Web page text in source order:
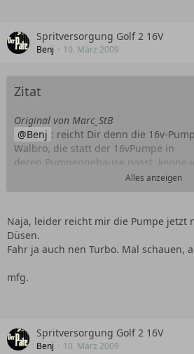
Spritversorgung Golf 2 16V
Benj 10. März 2009
Zitat
Original von Marc_StB
Benj : reicht Dir denn die 16v-
Walbro, die statt der 16vPumpe in
deren Pumpengehäuse passt, kenne
Meinung nach sollte aber die Vor-
förderpumpe die Walbro-
Catch-Tank. Die Vorförderpumpe
beim Anlaufen der Hauptpumpe
Sprit zur Hauptpumpe gefördert
LG Marc (16v Pumpe im 1,8t)
Alles anzeigen
Naja, leider reicht mir die Pumpe jetzt
Düsen.
Fahr ja auch nen Turbo. Mal schauen,
mfg.
Spritversorgung Golf 2 16V
Benj 10. März 2009